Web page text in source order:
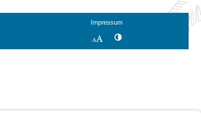
Impressum
SchriftgrößeKontrastwechsel